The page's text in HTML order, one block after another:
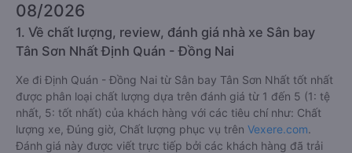
08/2026
1. Về chất lượng, review, đánh giá nhà xe Sân bay
Tân Sơn Nhất Định Quán - Đồng Nai
Xe đi Định Quán - Đồng Nai từ Sân bay Tân Sơn Nhất tốt nhất
được phân loại chất lượng dựa trên đánh giá từ 1 đến 5 (1: tệ
nhất, 5: tốt nhất) của khách hàng với các tiêu chí như: Chất
lượng xe, Đúng giờ, Chất lượng phục vụ trên Vexere.com.
Đánh giá này được viết trực tiếp bởi các khách hàng đã trải